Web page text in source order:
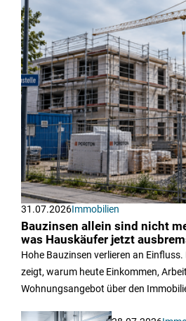
31.07.2026Immobilien
Bauzinsen allein sind nicht
was Hauskäufer jetzt
Hohe Bauzinsen verlieren an
zeigt, warum heute Einkommen,
Wohnungsangebot über den